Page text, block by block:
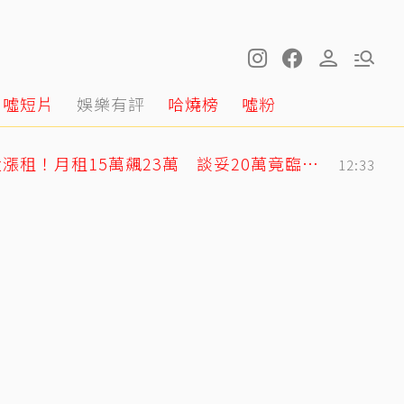
噓短片 娛樂有評 哈燒榜 噓粉
蕭敬騰日料店遭房東大漲租！月租15萬飆23萬 談妥20萬竟臨時反悔不續租 12:33